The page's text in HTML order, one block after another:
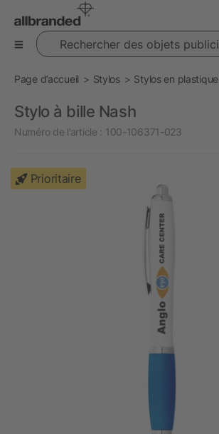
Rechercher des objets publicitaires
Page d’accueil Stylos Stylos en plastique
Stylo à bille Nash
Numéro de l’article : 100-106371-023
Prioritaire